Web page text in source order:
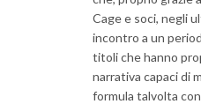
Cage e soci, negli
incontro a un
titoli che hanno
narrativa capaci di
formula talvolta